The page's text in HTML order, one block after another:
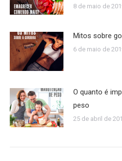
8 de maio de
Mitos sobre
6 de maio de
O quanto é
peso
25 de abril de